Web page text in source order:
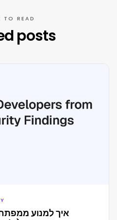
TO READ
posts
איך למנוע